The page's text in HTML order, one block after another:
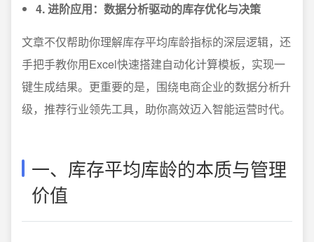
4. 进阶应用：数据分析驱动的库存优化与决策
文章不仅帮助你理解库存平均库龄指标的深层逻辑，还
手把手教你用Excel快速搭建自动化计算模板，实现一
键生成结果。更重要的是，围绕电商企业的数据分析升
级，推荐行业领先工具，助你高效迈入智能运营时代。
一、库存平均库龄的本质与管理
价值